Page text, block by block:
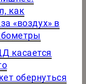
как
«воздух» в
касается
обернуться